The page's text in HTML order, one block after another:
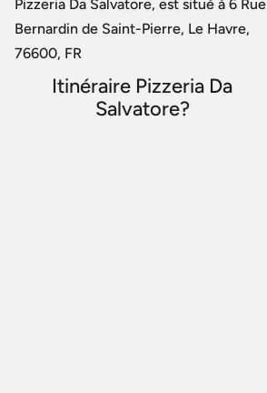
Pizzeria Da Salvatore, est situé à 6 Rue
Bernardin de Saint-Pierre, Le Havre,
76600, FR
Itinéraire Pizzeria Da
Salvatore?